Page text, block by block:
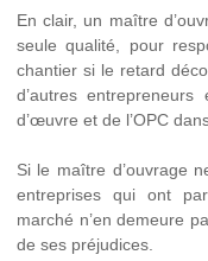
En clair, un maître
seule qualité, pour
chantier si le retard
d’autres
d’œuvre et de l’OPC
Si le maître d’ouvrage
entreprises qui ont
marché n’en demeure
de ses préjudices.